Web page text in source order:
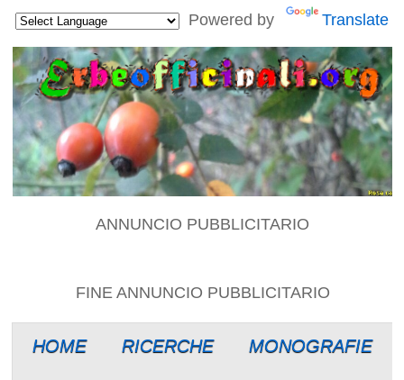
Powered by Translate
ANNUNCIO PUBBLICITARIO
FINE ANNUNCIO PUBBLICITARIO
HOME RICERCHE MONOGRAFIE